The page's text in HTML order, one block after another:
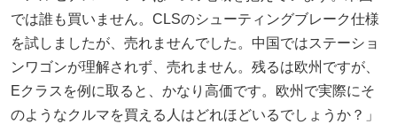
では誰も買いません。CLSのシューティングブレーク仕様
を試しましたが、売れませんでした。中国ではステーショ
ンワゴンが理解されず、売れません。残るは欧州ですが、
Eクラスを例に取ると、かなり高価です。欧州で実際にそ
のようなクルマを買える人はどれほどいるでしょうか？」